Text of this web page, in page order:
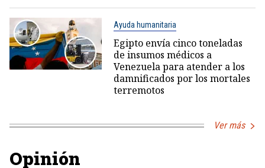
Ayuda humanitaria
Egipto envía cinco toneladas
de insumos médicos a
Venezuela para atender a los
damnificados por los mortales
terremotos
Ver más
Opinión